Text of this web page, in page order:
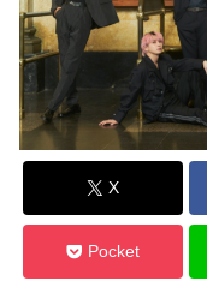
X
Pocket